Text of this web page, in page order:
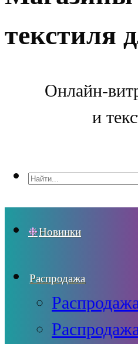
текстиля
Онлайн-
и
Новинки
Распродажа